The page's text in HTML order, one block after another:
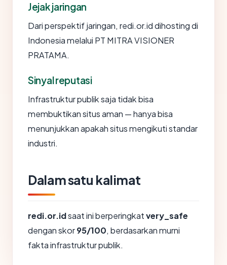
Jejak jaringan
Dari perspektif jaringan, redi.or.id dihosting di
Indonesia melalui PT MITRA VISIONER
PRATAMA.
Sinyal reputasi
Infrastruktur publik saja tidak bisa
membuktikan situs aman — hanya bisa
menunjukkan apakah situs mengikuti standar
industri.
Dalam satu kalimat
redi.or.idsaat ini berperingkatvery_safe
dengan skor95/100, berdasarkan murni
fakta infrastruktur publik.